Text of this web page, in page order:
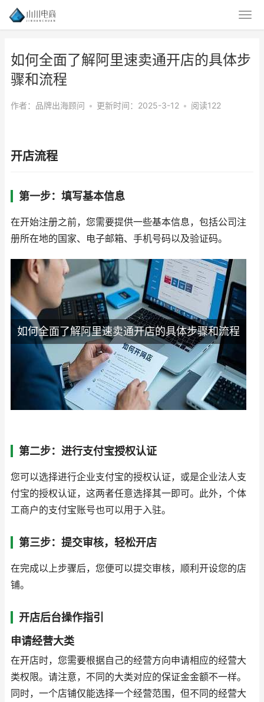
如何全面了解阿里速卖通开店的具体步
骤和流程
作者：品牌出海顾问 • 更新时间：2025-3-12 • 阅读122
开店流程
第一步：填写基本信息
在开始注册之前，您需要提供一些基本信息，包括公司注
册所在地的国家、电子邮箱、手机号码以及验证码。
如何全面了解阿里速卖通开店的具体步骤和流程
第二步：进行支付宝授权认证
您可以选择进行企业支付宝的授权认证，或是企业法人支
付宝的授权认证，这两者任意选择其一即可。此外，个体
工商户的支付宝账号也可以用于入驻。
第三步：提交审核，轻松开店
在完成以上步骤后，您便可以提交审核，顺利开设您的店
铺。
开店后台操作指引
申请经营大类
在开店时，您需要根据自己的经营方向申请相应的经营大
类权限。请注意，不同的大类对应的保证金金额不一样。
同时，一个店铺仅能选择一个经营范围，但不同的经营大